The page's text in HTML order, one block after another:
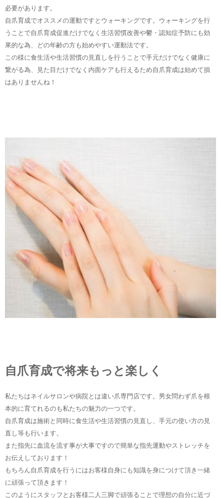
必要があります。
自爪育成でオススメの運動ですとウォーキングです。ウォーキングを行
うことで自爪育成促進だけでなく生活習慣改善や鬱・認知症予防にも効
果的な為、どの年齢の方も始めやすい運動法です。
この様に食生活や生活習慣の見直しを行うことで手元だけでなく健康に
繋がる為、見た目だけでなく内面ケアも行えるため自爪育成は始めて損
はありませんね！
自爪育成で将来もっと楽しく
私たちはネイルサロンや病院とは違い爪専門店です。男女問わず爪を根
本的に育てれるのも私たちの魅力の一つです。
自爪育成は施術と同時に食生活や生活習慣の見直し、手元の使い方の見
直し等も行います。
また指先に血流を流す事が大事ですので簡単な指先運動やストレッチを
お伝えしております！
もちろん自爪育成を行うにはお客様自身にも知識を身につけて頂き一緒
に頑張って頂きます！
このようにスタッフとお客様二人三脚で頑張ることで理想の自分に近づ